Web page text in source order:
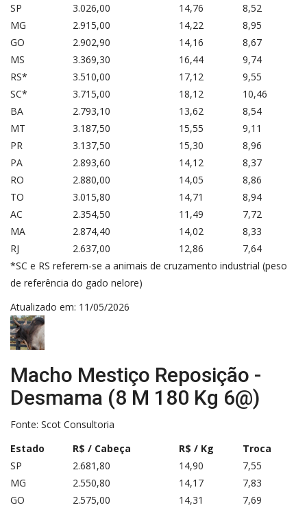
SP 3.026,00 14,76
8,52
MG
2.915,00 14,22
8,95
GO
2.902,90 14,16
8,67
MS
3.369,30 16,44
9,74
RS*
3.510,00 17,12
9,55
SC*
3.715,00 18,12
10,46
BA
2.793,10 13,62
8,54
MT
3.187,50 15,55
9,11
PR
3.137,50 15,30
8,96
PA
2.893,60 14,12
8,37
RO
2.880,00 14,05
8,86
TO
3.015,80 14,71
8,94
AC
2.354,50 11,49
7,72
MA
2.874,40 14,02
8,33
RJ
2.637,00 12,86
7,64
*SC e RS referem-se a animais de cruzamento industrial (peso
de referência do gado nelore)
Atualizado em: 11/05/2026
Macho Mestiço Reposição -
Desmama (8 M 180 Kg 6@)
Fonte: Scot Consultoria
Estado
R$ / Cabeça R$ / Kg
Troca
SP
2.681,80 14,90
7,55
MG
2.550,80 14,17
7,83
GO
2.575,00 14,31
7,69